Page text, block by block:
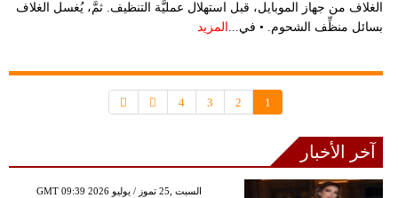
الغلاف من جهاز الموبايل، قبل استهلال عمليَّة التنظيف. ثمَّ، يُغسل الغلاف
بسائل منظِّف الشحوم. • في... المزيد
1
2
3
4
آخر الأخبار
GMT 09:39 2026 السبت ,25 تموز / يوليو